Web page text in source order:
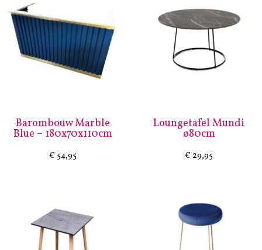
Barombouw Marble
Blue – 180x70x110cm
€ 54,95
Loungetafel Mundi
ø80cm
€ 29,95